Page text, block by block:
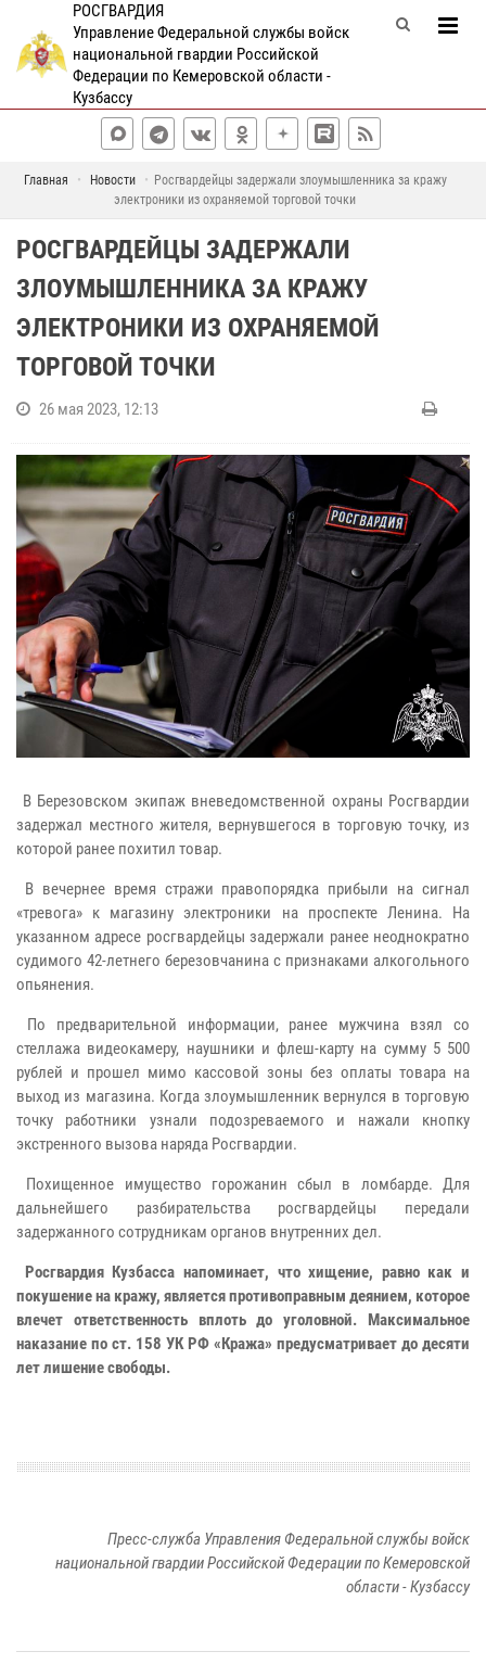
РОСГВАРДИЯ
Управление Федеральной службы войск
национальной гвардии Российской
Федерации по Кемеровской области -
Кузбассу
Главная Новости
Росгвардейцы задержали злоумышленника за кражу
электроники из охраняемой торговой точки
РОСГВАРДЕЙЦЫ ЗАДЕРЖАЛИ
ЗЛОУМЫШЛЕННИКА ЗА КРАЖУ
ЭЛЕКТРОНИКИ ИЗ ОХРАНЯЕМОЙ
ТОРГОВОЙ ТОЧКИ
26 мая 2023, 12:13
В Березовском экипаж вневедомственной охраны Росгвардии
задержал местного жителя, вернувшегося в торговую точку, из
которой ранее похитил товар.
В вечернее время стражи правопорядка прибыли на сигнал
«тревога» к магазину электроники на проспекте Ленина. На
указанном адресе росгвардейцы задержали ранее неоднократно
судимого 42-летнего березовчанина с признаками алкогольного
опьянения.
По предварительной информации, ранее мужчина взял со
стеллажа видеокамеру, наушники и флеш-карту на сумму 5 500
рублей и прошел мимо кассовой зоны без оплаты товара на
выход из магазина. Когда злоумышленник вернулся в торговую
точку работники узнали подозреваемого и нажали кнопку
экстренного вызова наряда Росгвардии.
Похищенное имущество горожанин сбыл в ломбарде. Для
дальнейшего разбирательства росгвардейцы передали
задержанного сотрудникам органов внутренних дел.
Росгвардия Кузбасса напоминает, что хищение, равно как и
покушение на кражу, является противоправным деянием, которое
влечет ответственность вплоть до уголовной. Максимальное
наказание по ст. 158 УК РФ «Кража» предусматривает до десяти
лет лишение свободы.
Пресс-служба Управления Федеральной службы войск
национальной гвардии Российской Федерации по Кемеровской
области - Кузбассу